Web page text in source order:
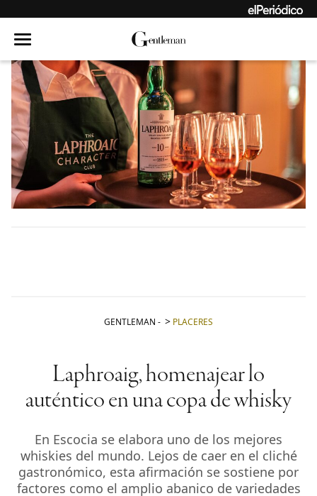
GENTLEMAN - PLACERES
Laphroaig, homenajear lo
auténtico en una copa de whisky
En Escocia se elabora uno de los mejores
whiskies del mundo. Lejos de caer en el cliché
gastronómico, esta afirmación se sostiene por
factores como el amplio abanico de variedades